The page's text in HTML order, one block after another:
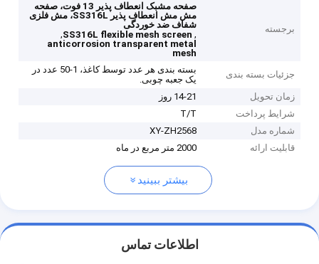
برجسته
صفحه مشبک انعطاف پذیر 13 فوت، صفحه
مش مش انعطاف پذیر SS316L، مش فلزی
شفاف ضد خوردگی
,
SS316L flexible mesh screen
,
anticorrosion transparent metal
mesh
جزئیات بسته بندی
بسته بندی هر عدد توسط کاغذ، 1-50 عدد در
یک جعبه چوبی.
زمان تحویل
14-21 روز
شرایط پرداخت
T/T
شماره مدل
XY-ZH2568
قابلیت ارائه
2000 متر مربع در ماه
بیشتر ببینید
اطلاعات تماس